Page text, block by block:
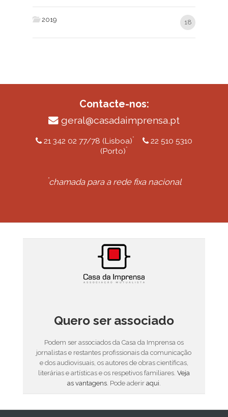
2019 18
Contacte-nos:
geral@casadaimprensa.pt
21 342 02 77/78 (Lisboa)*
22 510 5310
(Porto)*
*chamada para a rede fixa nacional
Quero ser associado
Podem ser associados da Casa da Imprensa os
jornalistas e restantes profissionais da comunicação
e dos audiovisuais, os autores de obras científicas,
literárias e artísticas e os respetivos familiares. Veja
as vantagens. Pode aderir aqui.